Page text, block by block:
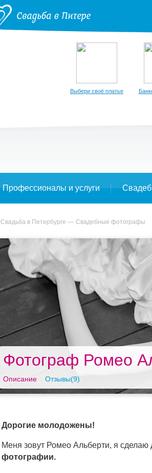
Выбери своё платье
Профессионалы и услуги
Свадьба в Петербурге Свадебные фотографы
Фотограф Ромео
Описание Отзывы(9)
Дорогие молодожены!
Меня зовут Ромео Альберти, я сделаю
фотографии.